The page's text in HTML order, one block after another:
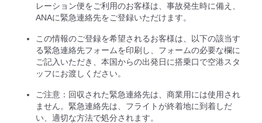
レーション便をご利用のお客様は、事故発生時に備え、
ANAに緊急連絡先をご登録いただけます。
この情報のご登録を希望されるお客様は、以下の該当す
る緊急連絡先フォームを印刷し、フォームの必要な欄に
ご記入いただき、本国からの出発日に搭乗口で空港スタ
ッフにお渡しください。
ご注意：回収された緊急連絡先は、商業用には使用され
ません。緊急連絡先は、フライトが終着地に到着しだ
い、適切な方法で処分されます。